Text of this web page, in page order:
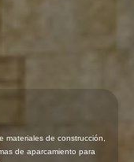
evolución de las
a sus clientes unos